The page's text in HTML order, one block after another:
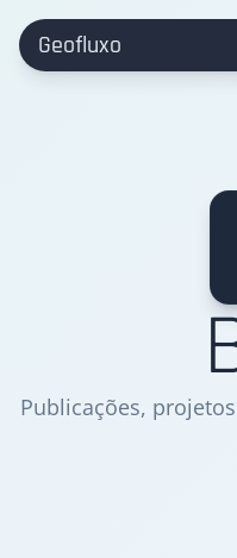
Geofluxo
Publicações,